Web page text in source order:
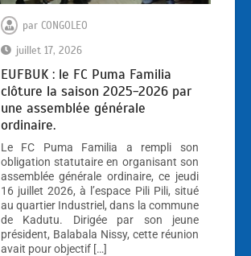
par CONGOLEO
juillet 17, 2026
EUFBUK : le FC Puma Familia
clôture la saison 2025-2026 par
une assemblée générale
ordinaire.
Le FC Puma Familia a rempli son
obligation statutaire en organisant son
assemblée générale ordinaire, ce jeudi
16 juillet 2026, à l’espace Pili Pili, situé
au quartier Industriel, dans la commune
de Kadutu. Dirigée par son jeune
président, Balabala Nissy, cette réunion
avait pour objectif […]